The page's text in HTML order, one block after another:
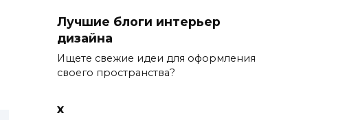
Лучшие блоги интерьер
дизайна
Ищете свежие идеи для оформления
своего пространства?
x